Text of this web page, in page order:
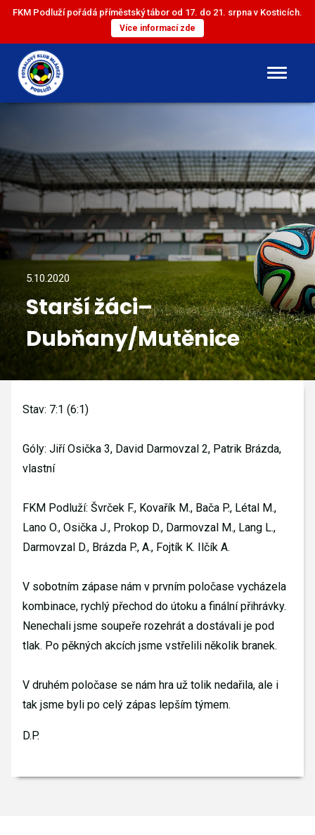
FKM Podluží pořádá příměstský tábor od 17. do 21. srpna v Kosticích.
Více informací zde
ST. ŽÁCI
ML. ŽÁCI
ST. PŘÍPRAVKA
ML. PŘÍPRAVKA
MINI
GALERIE
5.10.2020
Starší žáci–
Dubňany/Mutěnice
Stav: 7:1 (6:1)
Góly: Jiří Osička 3, David Darmovzal 2, Patrik Brázda,
vlastní
FKM Podluží: Švrček F., Kovařík M., Bača P., Létal M.,
Lano O., Osička J., Prokop D., Darmovzal M., Lang L.,
Darmovzal D., Brázda P., A., Fojtík K. Ilčík A.
V sobotním zápase nám v prvním poločase vycházela
kombinace, rychlý přechod do útoku a finální přihrávky.
Nenechali jsme soupeře rozehrát a dostávali je pod
tlak. Po pěkných akcích jsme vstřelili několik branek.
V druhém poločase se nám hra už tolik nedařila, ale i
tak jsme byli po celý zápas lepším týmem.
D.P.